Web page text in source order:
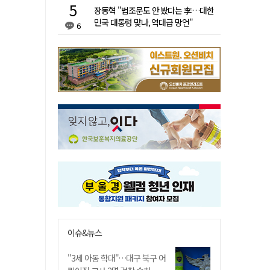
6
장동혁 "법조문도 안 봤다는 李…대한
민국 대통령 맞나, 역대급 망언"
이슈&뉴스
"3세 아동 학대"…대구 북구 어